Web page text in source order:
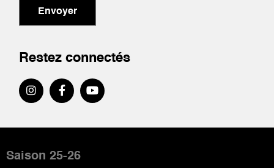
Envoyer
Restez connectés
de
Saison 25-26